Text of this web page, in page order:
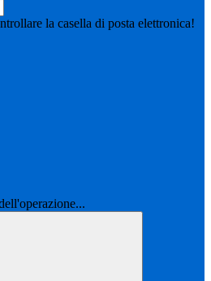
la casella di posta elettronica!